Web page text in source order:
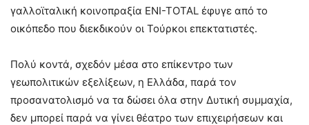
γαλλοϊταλική κοινοπραξία ENI-TOTAL έφυγε από το
οικόπεδο που διεκδικούν οι Τούρκοι επεκτατιστές.
Πολύ κοντά, σχεδόν μέσα στο επίκεντρο των
γεωπολιτικών εξελίξεων, η Ελλάδα, παρά τον
προσανατολισμό να τα δώσει όλα στην Δυτική συμμαχία,
δεν μπορεί παρά να γίνει θέατρο των επιχειρήσεων και